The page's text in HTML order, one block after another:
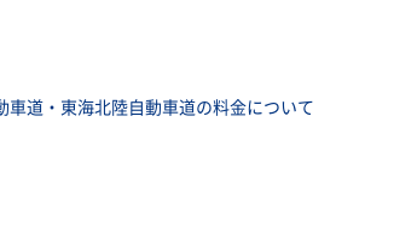
道・東海北陸自動車道の料金について